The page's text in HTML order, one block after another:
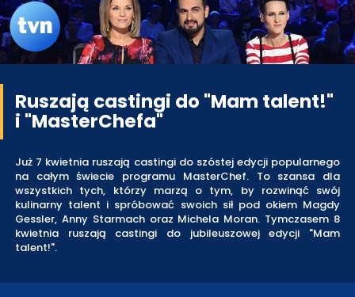
Ruszają castingi do "Mam talent!"
i "MasterChefa"
Już 7 kwietnia ruszają castingi do szóstej edycji popularnego
na całym świecie programu MasterChef. To szansa dla
wszystkich tych, którzy marzą o tym, by rozwinąć swój
kulinarny talent i spróbować swoich sił pod okiem Magdy
Gessler, Anny Starmach oraz Michela Moran. Tymczasem 8
kwietnia ruszają castingi do jubileuszowej edycji "Mam
talent!".